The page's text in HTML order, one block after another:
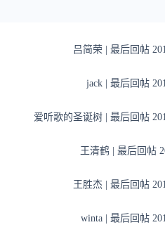
吕简荣 最后回帖
jack 最后回帖
爱听歌的圣诞树 最后回帖
王清鹤 最后回帖
王胜杰 最后回帖
winta 最后回帖